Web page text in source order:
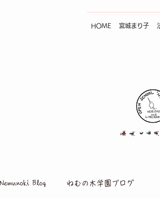
HOME 宮城まり子
Nemunoki Blog ねむの木学園ブログ